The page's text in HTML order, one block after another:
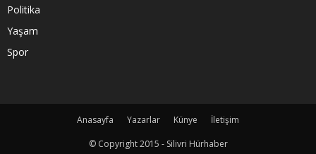
Politika
Yaşam
Spor
Anasayfa Yazarlar Künye
İletişim
© Copyright 2015 - Silivri Hürhaber